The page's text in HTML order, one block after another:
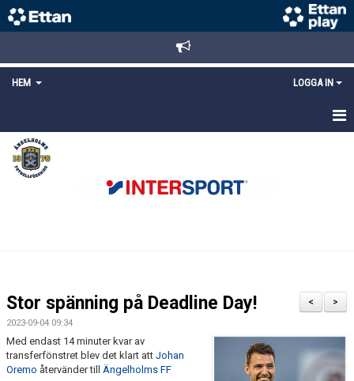
HEM LOGGA IN
STARTSIDA
NYHETER
LÄNKAR
MEDLEMS OCH TRÄNINGSAVGIFTER
>
<
Stor spänning på Deadline Day!
2023-09-04 09:34
Med endast 14 minuter kvar av
transferfönstret blev det klart att Johan
Oremo återvänder till Ängelholms FF